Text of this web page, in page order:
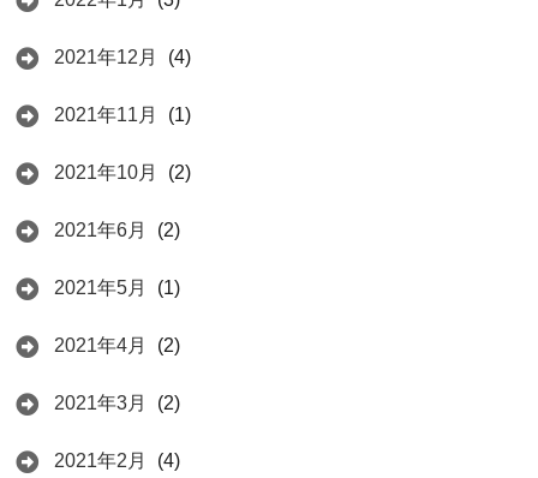
2021年12月 (4)
2021年11月 (1)
2021年10月 (2)
2021年6月 (2)
2021年5月 (1)
2021年4月 (2)
2021年3月 (2)
2021年2月 (4)